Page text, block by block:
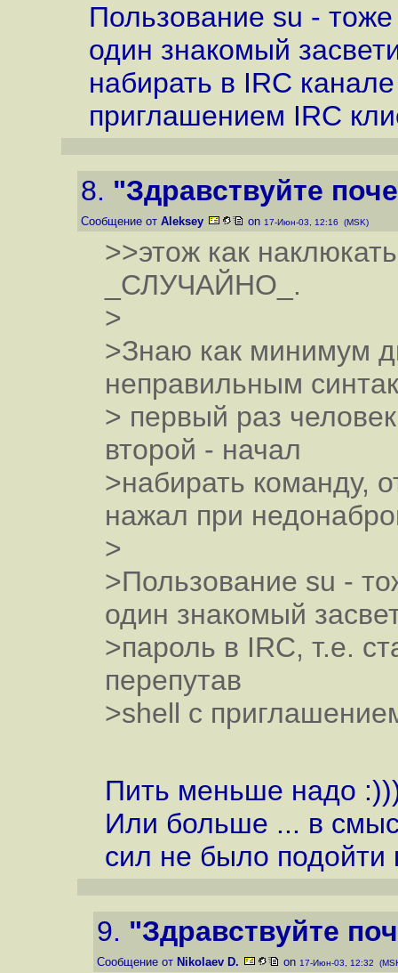
Пользование su -
один знакомый
набирать в IRC
приглашением IRC
8. "Здравствуйте
Сообщение от Aleksey on 17-Июн-03, 12:16 (MSK)
>>этож как
_СЛУЧАЙНО_.
>
>Знаю как минимум
неправильным
> первый раз
второй - начал
>набирать команду,
нажал при
>
>Пользование su -
один знакомый
>пароль в IRC, т.е.
перепутав
>shell с
Пить меньше надо
Или больше ... в
сил не было
9. "Здравствуйте
Сообщение от Nikolaev D. on 17-Июн-03, 12:32